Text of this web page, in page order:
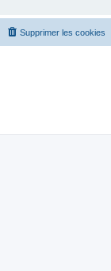
Supprimer les cookies